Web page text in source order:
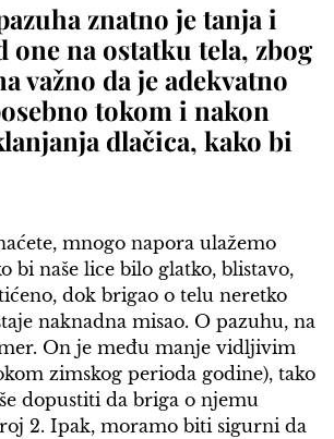
znatno je tanja i
one na ostatku tela, zbog
važno da je adekvatno
tokom i nakon
dlačica, kako bi
mnogo napora ulažemo
bi naše lice bilo glatko, blistavo,
dok brigao o telu neretko
naknadna misao. O pazuhu, na
On je među manje vidljivim
zimskog perioda godine), tako
dopustiti da briga o njemu
2. Ipak, moramo biti sigurni da